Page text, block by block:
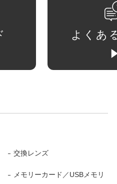
よくあ
交換レンズ
メモリーカード／USBメモリ